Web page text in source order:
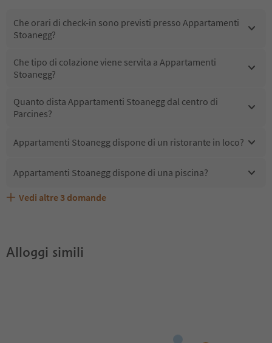
Che orari di check-in sono previsti presso Appartamenti
Stoanegg?
Che tipo di colazione viene servita a Appartamenti
Stoanegg?
Quanto dista Appartamenti Stoanegg dal centro di
Parcines?
Appartamenti Stoanegg dispone di un ristorante in loco?
Appartamenti Stoanegg dispone di una piscina?
Appartamenti Stoanegg accetta animali domestici?
Quali servizi/attività sono disponibili presso
Gli ospiti di Appartamenti Stoanegg ricevono l'Alto Adige
Vedi altre 3 domande
Alloggi simili